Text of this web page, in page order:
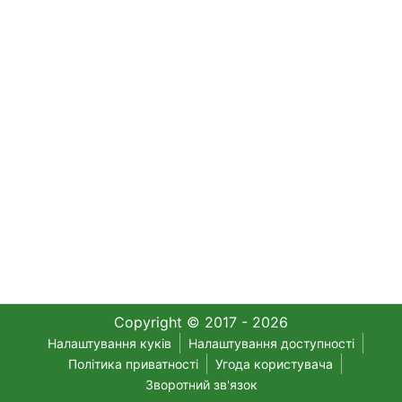
Copyright © 2017 - 2026
Налаштування куків
Налаштування доступності
Політика приватності
Угода користувача
Зворотний зв'язок